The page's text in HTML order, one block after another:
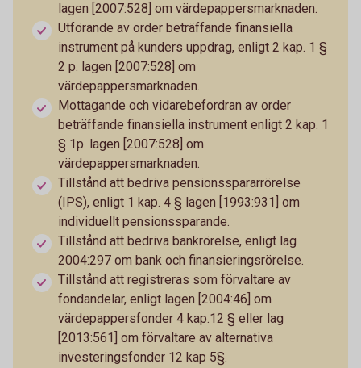
lagen [2007:528] om värdepappersmarknaden.
Utförande av order beträffande finansiella
instrument på kunders uppdrag, enligt 2 kap. 1 §
2 p. lagen [2007:528] om
värdepappersmarknaden.
Mottagande och vidarebefordran av order
beträffande finansiella instrument enligt 2 kap. 1
§ 1p. lagen [2007:528] om
värdepappersmarknaden.
Tillstånd att bedriva pensionsspararrörelse
(IPS), enligt 1 kap. 4 § lagen [1993:931] om
individuellt pensionssparande.
Tillstånd att bedriva bankrörelse, enligt lag
2004:297 om bank och finansieringsrörelse.
Tillstånd att registreras som förvaltare av
fondandelar, enligt lagen [2004:46] om
värdepappersfonder 4 kap.12 § eller lag
[2013:561] om förvaltare av alternativa
investeringsfonder 12 kap 5§.